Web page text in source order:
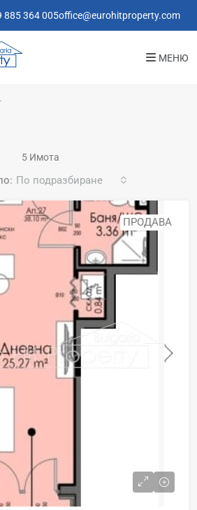
885 364 005office@eurohitproperty.com
МЕНЮ
5 Имотa
По подразбиране
ПРОДАВА